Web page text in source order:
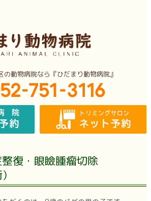
の動物病院なら『ひだまり動物病院』
復・眼瞼腫瘤切除